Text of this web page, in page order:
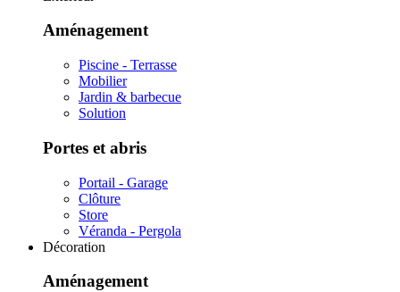
Aménagement
Piscine - Terrasse
Mobilier
Jardin & barbecue
Solution
Portes et abris
Portail - Garage
Clôture
Store
Véranda - Pergola
Décoration
Aménagement